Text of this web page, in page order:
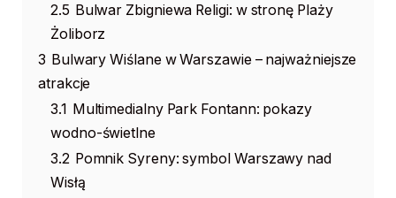
2.5 Bulwar Zbigniewa Religi: w stronę Plaży
Żoliborz
3 Bulwary Wiślane w Warszawie – najważniejsze
atrakcje
3.1 Multimedialny Park Fontann: pokazy
wodno-świetlne
3.2 Pomnik Syreny: symbol Warszawy nad
Wisłą